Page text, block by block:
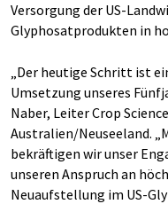
Versorgung der US-
Glyphosatprodukten in
„Der heutige Schritt ist
Umsetzung unseres
Naber, Leiter Crop
Australien/Neuseeland.
bekräftigen wir unser
unseren Anspruch an
Neuaufstellung im US-